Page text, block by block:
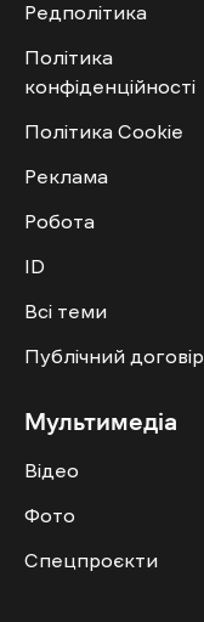
Редполітика
Політика
конфіденційності
Політика Cookie
Реклама
Робота
ID
Всі теми
Публічний договір
Мультимедіа
Відео
Фото
Спецпроєкти